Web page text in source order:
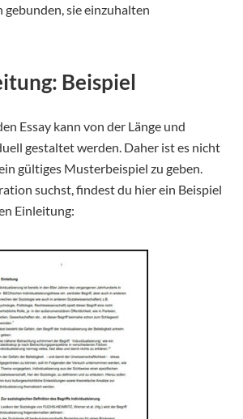
gebunden, sie einzuhalten
Beispiel
Essay kann von der Länge und
gestaltet werden. Daher ist es nicht
gültiges Musterbeispiel zu geben.
suchst, findest du hier ein Beispiel
Einleitung: